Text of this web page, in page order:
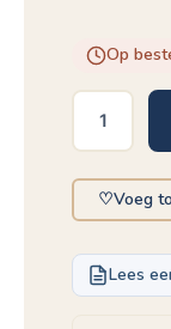
Op
man
met
lange
benen
aantal
♡Voeg
Lees